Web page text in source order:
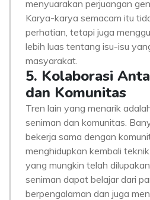
menyuarakan perjuangan
Karya-karya semacam itu
perhatian, tetapi juga
lebih luas tentang isu-isu
masyarakat.
5. Kolaborasi
dan Komunitas
Tren lain yang menarik
seniman dan komunitas.
bekerja sama dengan
menghidupkan kembali
yang mungkin telah
seniman dapat belajar dari
berpengalaman dan juga